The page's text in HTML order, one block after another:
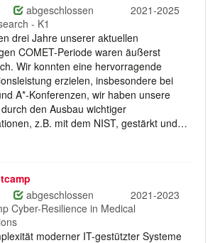
abgeschlossen
2021-2025
- K1
drei Jahre unserer aktuellen
COMET-Periode waren äußerst
Wir konnten eine hervorragende
erzielen, insbesondere bei
A*-Konferenzen, wir haben unsere
den Ausbau wichtiger
z.B. mit dem NIST, gestärkt und…
abgeschlossen
2021-2023
Cyber-Resilience in Medical
moderner IT-gestützter Systeme